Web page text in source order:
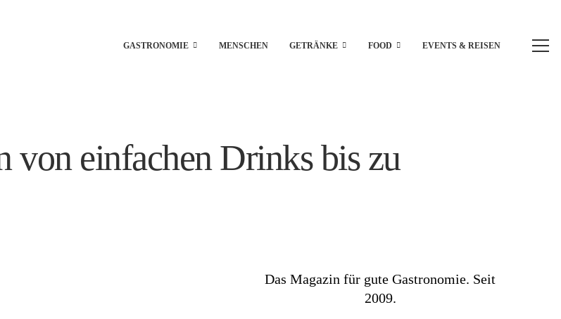
GASTRONOMIE MENSCHEN GETRÄNKE FOOD EVENTS & REISEN
von einfachen Drinks bis zu
Das Magazin für gute Gastronomie. Seit
2009.